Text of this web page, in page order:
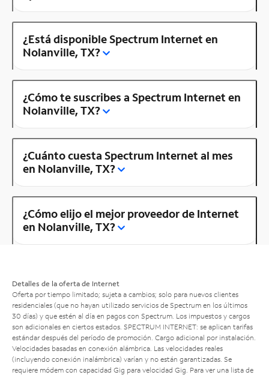
¿Está disponible Spectrum Internet en
Nolanville, TX?
¿Cómo te suscribes a Spectrum Internet en
Nolanville, TX?
¿Cuánto cuesta Spectrum Internet al mes
en Nolanville, TX?
¿Cómo elijo el mejor proveedor de Internet
en Nolanville, TX?
Detalles de la oferta de Internet
Oferta por tiempo limitado; sujeta a cambios; solo para nuevos clientes
residenciales (que no hayan utilizado servicios de Spectrum en los últimos
30 días) y que estén al día en pagos con Spectrum. Los impuestos y cargos
son adicionales en ciertos estados. SPECTRUM INTERNET: se aplican tarifas
estándar después del período de promoción. Cargo adicional por instalación.
Velocidades basadas en conexión alámbrica. Las velocidades reales
(incluyendo conexión inalámbrica) varían y no están garantizadas. Se
requiere módem con capacidad Gig para velocidad Gig. Para ver una lista de